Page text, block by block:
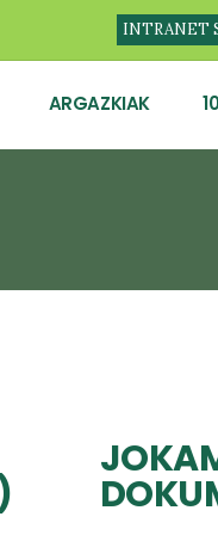
INTRANET
ARGAZKIAK